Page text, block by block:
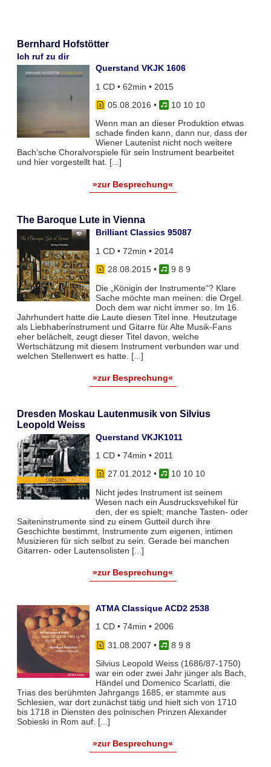
Bernhard Hofstötter
Ich ruf zu dir
Querstand VKJK 1606
1 CD • 62min • 2015
05.08.2016 •
10 10 10
Wenn man an dieser Produktion etwas
schade finden kann, dann nur, dass der
Wiener Lautenist nicht noch weitere
Bach‘sche Choralvorspiele für sein Instrument bearbeitet
und hier vorgestellt hat. [...]
»zur Besprechung«
The Baroque Lute in Vienna
Brilliant Classics 95087
1 CD • 72min • 2014
28.08.2015•
9 8 9
Die „Königin der Instrumente“? Klare
Sache möchte man meinen: die Orgel.
Doch dem war nicht immer so. Im 16.
Jahrhundert hatte die Laute diesen Titel inne. Heutzutage
als Liebhaberinstrument und Gitarre für Alte Musik-Fans
eher belächelt, zeugt dieser Titel davon, welche
Wertschätzung mit diesem Instrument verbunden war und
welchen Stellenwert es hatte. [...]
»zur Besprechung«
Dresden Moskau Lautenmusik von Silvius
Leopold Weiss
Querstand VKJK1011
1 CD • 74min • 2011
27.01.2012 •
10 10 10
Nicht jedes Instrument ist seinem
Wesen nach ein Ausdrucksvehikel für
den, der es spielt; manche Tasten- oder
Saiteninstrumente sind zu einem Gutteil durch ihre
Geschichte bestimmt, Instrumente zum eigenen, intimen
Musizieren für sich selbst zu sein. Gerade bei manchen
Gitarren- oder Lautensolisten [...]
»zur Besprechung«
ATMA Classique ACD2 2538
1 CD • 74min • 2006
31.08.2007 •
8 9 8
Silvius Leopold Weiss (1686/87-1750)
war ein oder zwei Jahr jünger als Bach,
Händel und Domenico Scarlatti, die
Trias des berühmten Jahrgangs 1685, er stammte aus
Schlesien, war dort zunächst tätig und hielt sich von 1710
bis 1718 in Diensten des polnischen Prinzen Alexander
Sobieski in Rom auf. [...]
»zur Besprechung«